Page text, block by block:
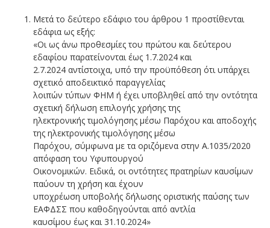
Μετά το δεύτερο εδάφιο του άρθρου 1 προστίθενται
εδάφια ως εξής:
«Οι ως άνω προθεσμίες του πρώτου και δεύτερου
εδαφίου παρατείνονται έως 1.7.2024 και
2.7.2024 αντίστοιχα, υπό την προϋπόθεση ότι υπάρχει
σχετικό αποδεικτικό παραγγελίας
λοιπών τύπων ΦΗΜ ή έχει υποβληθεί από την οντότητα
σχετική δήλωση επιλογής χρήσης της
ηλεκτρονικής τιμολόγησης μέσω Παρόχου και αποδοχής
της ηλεκτρονικής τιμολόγησης μέσω
Παρόχου, σύμφωνα με τα οριζόμενα στην Α.1035/2020
απόφαση του Υφυπουργού
Οικονομικών. Ειδικά, οι οντότητες πρατηρίων καυσίμων
παύουν τη χρήση και έχουν
υποχρέωση υποβολής δήλωσης οριστικής παύσης των
ΕΑΦΔΣΣ που καθοδηγούνται από αντλία
καυσίμου έως και 31.10.2024»